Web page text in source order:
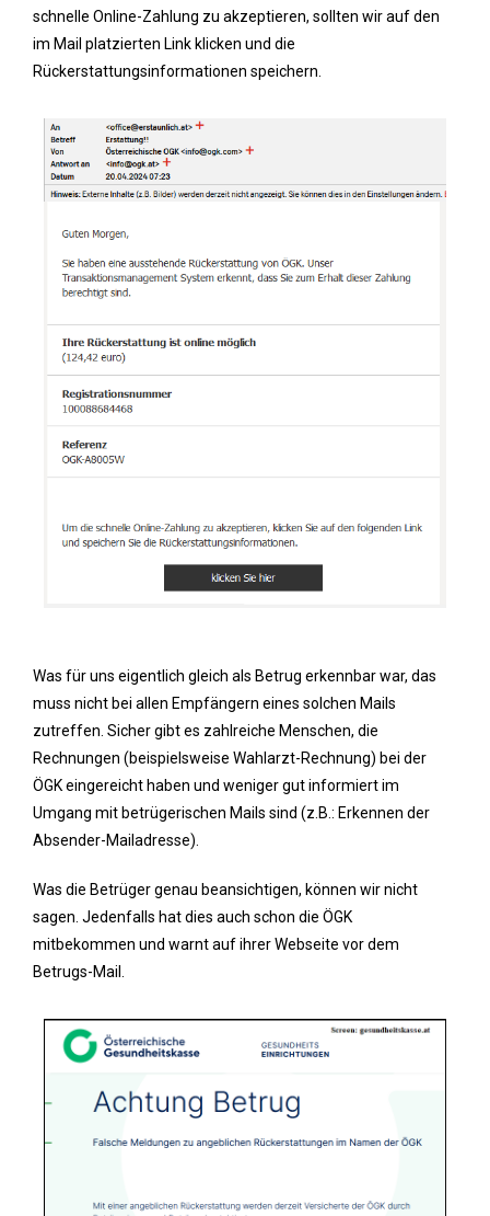
schnelle Online-Zahlung zu akzeptieren, sollten wir auf den
im Mail platzierten Link klicken und die
Rückerstattungsinformationen speichern.
Was für uns eigentlich gleich als Betrug erkennbar war, das
muss nicht bei allen Empfängern eines solchen Mails
zutreffen. Sicher gibt es zahlreiche Menschen, die
Rechnungen (beispielsweise Wahlarzt-Rechnung) bei der
ÖGK eingereicht haben und weniger gut informiert im
Umgang mit betrügerischen Mails sind (z.B.: Erkennen der
Absender-Mailadresse).
Was die Betrüger genau beansichtigen, können wir nicht
sagen. Jedenfalls hat dies auch schon die ÖGK
mitbekommen und warnt auf ihrer Webseite vor dem
Betrugs-Mail.